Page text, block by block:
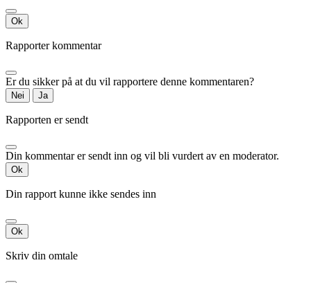
Ok
Rapporter kommentar
Er du sikker på at du vil rapportere denne kommentaren?
Nei Ja
Rapporten er sendt
Din kommentar er sendt inn og vil bli vurdert av en moderator.
Ok
Din rapport kunne ikke sendes inn
Ok
Skriv din omtale